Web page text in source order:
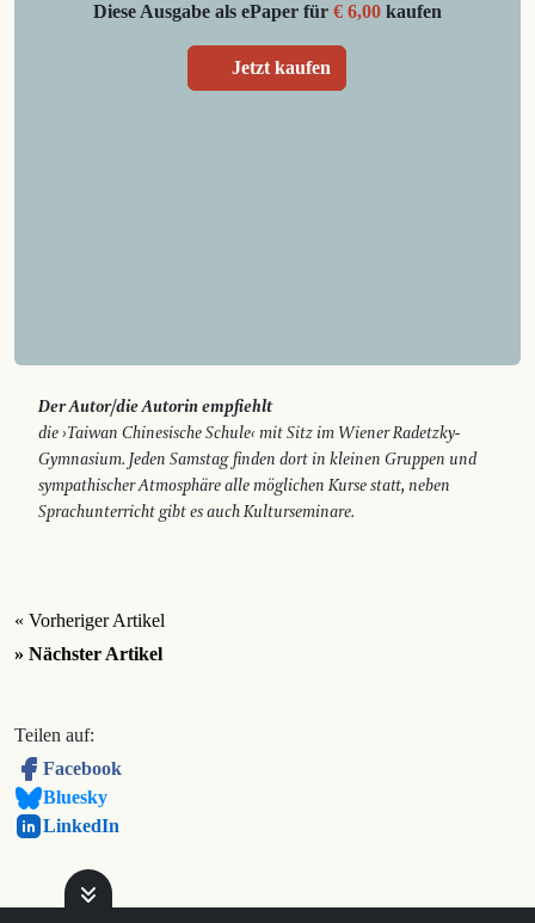
Diese Ausgabe als ePaper für € 6,00kaufen
Jetzt kaufen
Der Autor/die Autorin empfiehlt
die ›Taiwan Chinesische Schule‹ mit Sitz im Wiener Radetzky-
Gymnasium. Jeden Samstag finden dort in kleinen Gruppen und
sympathischer Atmosphäre alle möglichen Kurse statt, neben
Sprachunterricht gibt es auch Kulturseminare.
« Vorheriger Artikel
» Nächster Artikel
Teilen auf:
Facebook
Bluesky
LinkedIn